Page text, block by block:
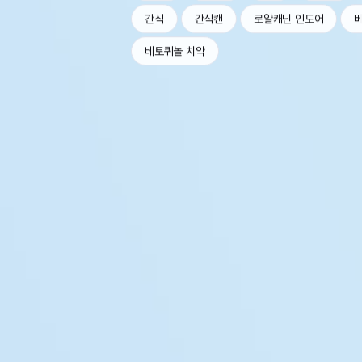
간식 간식캔 로얄캐닌 인도어
베토퀴놀 치약